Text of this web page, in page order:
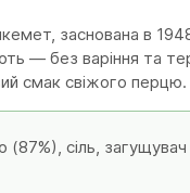
заснована в
— без варіння та
смак свіжого перцю.
сіль,